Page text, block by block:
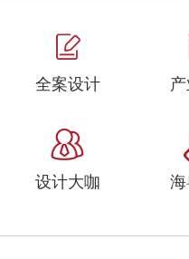
全案设计
设计大咖